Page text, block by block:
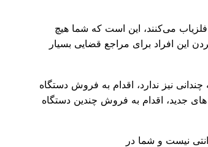
می‌کنند، این است که شما هیچ
این افراد برای مراجع قضایی بسیار
نیز ندارد، اقدام به فروش دستگاه
جدید، اقدام به فروش چندین دستگاه
نیست و شما در